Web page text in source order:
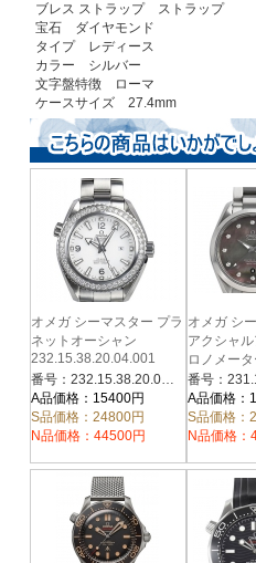
ブレス ストラップ ストラップ
宝石 ダイヤモンド
タイプ レディース
カラー シルバー
文字盤特徴 ローマ
ケースサイズ 27.4mm
オメガ シーマスター プラ
ネットオーシャン
232.15.38.20.04.001
番号：232.15.38.20.04.001
A品価格：15400円
S品価格：24800円
N品価格：44500円
オメガ シ
アクシャ
ロノメータ
A品価格：
S品価格：
N品価格：